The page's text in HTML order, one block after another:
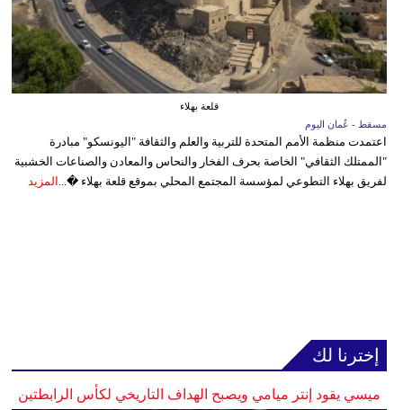
قلعة بهلاء
مسقط - عُمان اليوم
اعتمدت منظمة الأمم المتحدة للتربية والعلم والثقافة "اليونسكو" مبادرة
"الممتلك الثقافي" الخاصة بحرف الفخار والنحاس والمعادن والصناعات الخشبية
لفريق بهلاء التطوعي لمؤسسة المجتمع المحلي بموقع قلعة بهلاء �... المزيد
إخترنا لك
ميسي يقود إنتر ميامي ويصبح الهداف التاريخي لكأس الرابطتين